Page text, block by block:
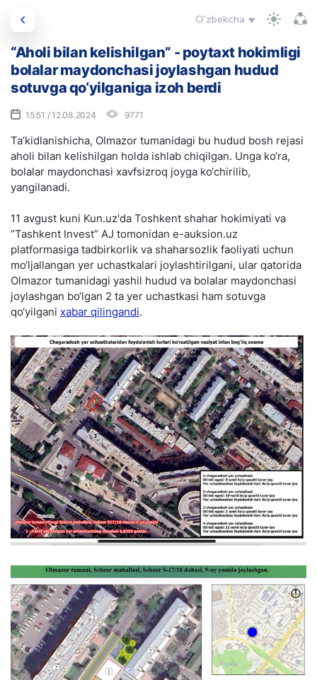
O'zbekcha
“Aholi bilan kelishilgan” - poytaxt hokimligi
bolalar maydonchasi joylashgan hudud
sotuvga qo‘yilganiga izoh berdi
15:51 / 12.08.2024 9771
Ta’kidlanishicha, Olmazor tumanidagi bu hudud bosh rejasi
aholi bilan kelishilgan holda ishlab chiqilgan. Unga ko‘ra,
bolalar maydonchasi xavfsizroq joyga ko‘chirilib,
yangilanadi.
11 avgust kuni Kun.uz'da Toshkent shahar hokimiyati va
“Tashkent Invest” AJ tomonidan e-auksion.uz
platformasiga tadbirkorlik va shaharsozlik faoliyati uchun
mo‘ljallangan yer uchastkalari joylashtirilgani, ular qatorida
Olmazor tumanidagi yashil hudud va bolalar maydonchasi
joylashgan bo‘lgan 2 ta yer uchastkasi ham sotuvga
qo‘yilgani xabar qilingandi.